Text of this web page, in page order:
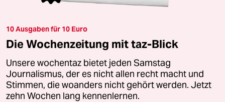
10 Ausgaben für 10 Euro
Die Wochenzeitung mit taz-Blick
Unsere wochentaz bietet jeden Samstag
Journalismus, der es nicht allen recht macht und
Stimmen, die woanders nicht gehört werden. Jetzt
zehn Wochen lang kennenlernen.